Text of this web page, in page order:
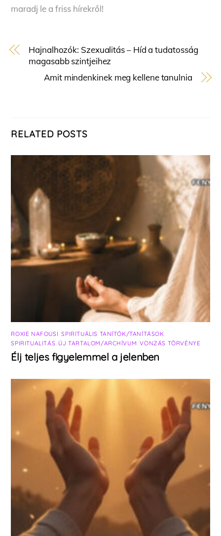
maradj le a friss hírekről!
Hajnalhozók: Szexualitás – Híd a tudatosság
magasabb szintjeihez
Amit mindenkinek meg kellene tanulnia
RELATED POSTS
ROXIE NAFOUSI ,SPIRITUÁLIS TANÍTÓK/TANÍTÁSOK
SPIRITUALITÁS ÚJ TARTALOM/ARCHÍVUM ,VONZÁS TÖRVÉNYE
Élj teljes figyelemmel a jelenben